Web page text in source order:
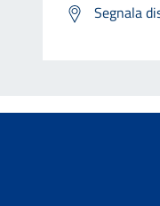
Segnala